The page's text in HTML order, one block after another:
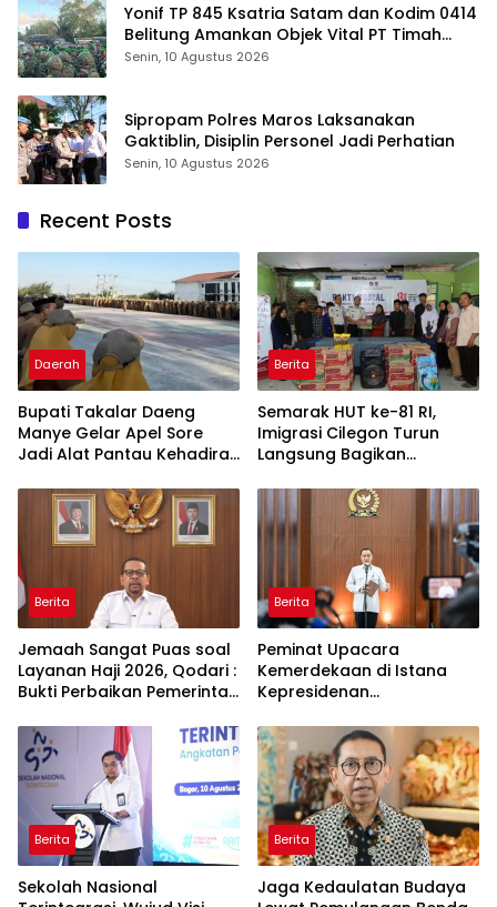
Yonif TP 845 Ksatria Satam dan Kodim 0414
Belitung Amankan Objek Vital PT Timah
Saat Aksi Penambang
Senin, 10 Agustus 2026
Sipropam Polres Maros Laksanakan
Gaktiblin, Disiplin Personel Jadi Perhatian
Senin, 10 Agustus 2026
Recent Posts
Daerah
Bupati Takalar Daeng
Manye Gelar Apel Sore
Jadi Alat Pantau Kehadiran
Kedisplinan
Berita
Semarak HUT ke-81 RI,
Imigrasi Cilegon Turun
Langsung Bagikan
Prasejahtera
Berita
Jemaah Sangat Puas soal
Layanan Haji 2026, Qodari :
Bukti Perbaikan Pemerintah
Berita
Peminat Upacara
Kemerdekaan di Istana
Kepresidenan
Ribu Pendaftar!
Berita
Sekolah Nasional
Berita
Jaga Kedaulatan Budaya